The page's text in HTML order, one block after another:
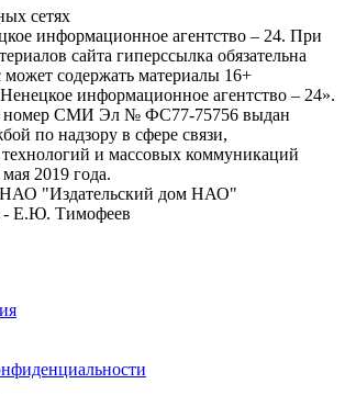
сетях
информационное агентство – 24. При
сайта гиперссылка обязательна
содержать материалы 16+
информационное агентство – 24».
номер СМИ Эл № ФС77-75756 выдан
по надзору в сфере связи,
и массовых коммуникаций
2019 года.
НАО "Издательский дом НАО"
- Е.Ю. Тимофеев